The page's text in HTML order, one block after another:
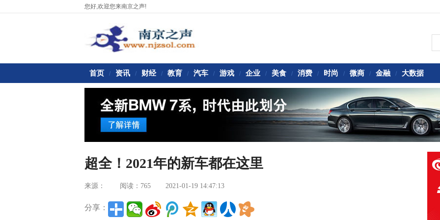
您好,欢迎您来南京之声!
首页 / 资讯 / 财经 / 教育 / 汽车 / 游戏 / 企业 / 美食 / 消费 / 时尚 / 微商 / 金融 / 大数据
超全！2021年的新车都在这里
来源： 阅读：765 2021-01-19 14:47:13
分享：